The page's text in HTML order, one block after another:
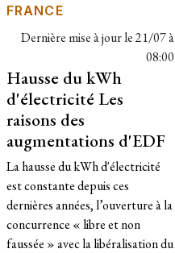
FRANCE
Dernière mise à jour le21/07 à
08:00
Hausse du kWh
d'électricité Les
raisons des
augmentations d'EDF
La hausse du kWh d'électricité
est constante depuis ces
dernières années, l’ouverture à la
concurrence « libre et non
faussée » avec la libéralisation du